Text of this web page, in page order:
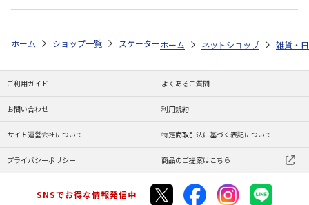
ホーム ショップ一覧 スケーター 抗菌食洗機対応スライド式トリオ
ホーム ネットショップ 雑貨・
ご利用ガイド よくあるご質問
お問い合わせ 利用規約
サイト運営会社について 特定商取引法に基づく表記について
プライバシーポリシー 商品のご提案はこちら
SNSでお得な情報発信中